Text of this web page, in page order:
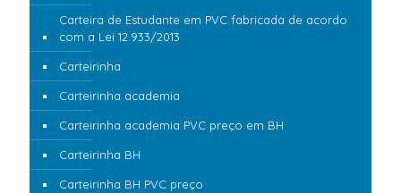
Carteira de Estudante em PVC fabricada de acordo
com a Lei 12.933/2013
Carteirinha
Carteirinha academia
Carteirinha academia PVC preço em BH
Carteirinha BH
Carteirinha BH PVC preço